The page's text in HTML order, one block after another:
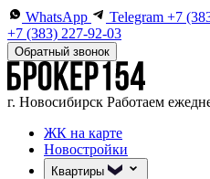
WhatsApp Telegram +7
+7 (383) 227-92-03
Обратный звонок
г. Новосибирск Работаем
ЖК на карте
Новостройки
Квартиры